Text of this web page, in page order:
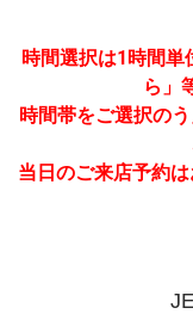
時間選択は1時間
ら」
時間帯をご選択の
当日のご来店予約